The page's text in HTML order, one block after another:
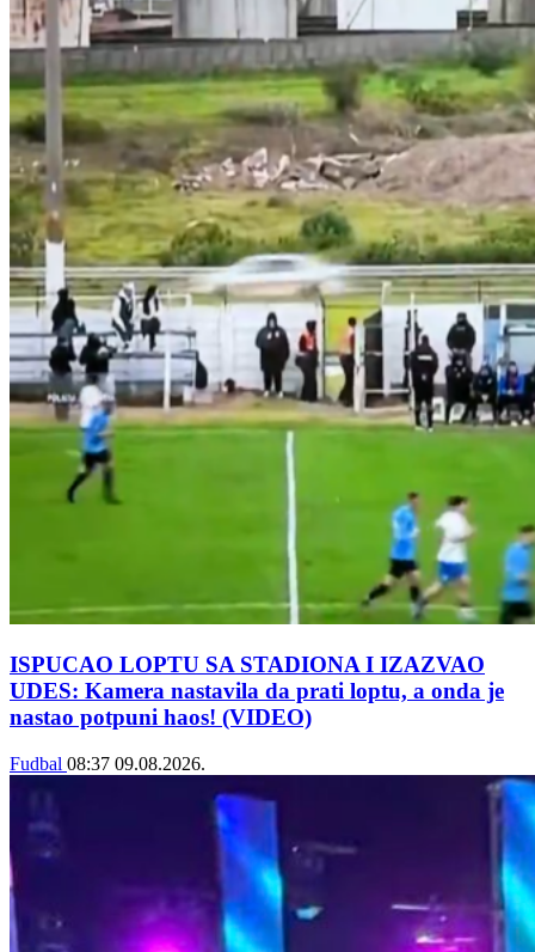
ISPUCAO LOPTU SA STADIONA I IZAZVAO
UDES: Kamera nastavila da prati loptu, a onda je
nastao potpuni haos! (VIDEO)
Fudbal 08:37 09.08.2026.